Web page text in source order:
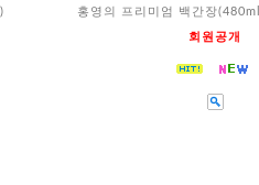
홍영의 프리미엄 백간장
회원공개